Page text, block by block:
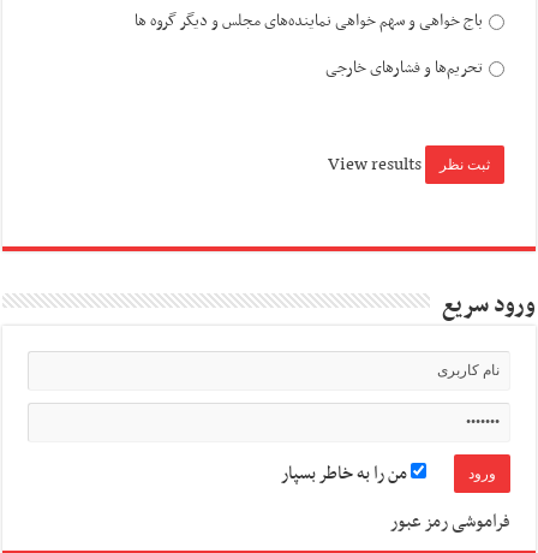
باج خواهی و سهم خواهی نماینده‌های مجلس و دیگر گروه ها
تحریم‌ها و فشارهای خارجی
View results
ورود سریع
من را به خاطر بسپار
فراموشی رمز عبور